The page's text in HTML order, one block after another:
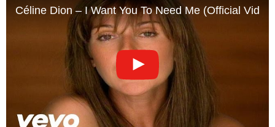
Céline Dion – I Want You To Need Me (Official Video)